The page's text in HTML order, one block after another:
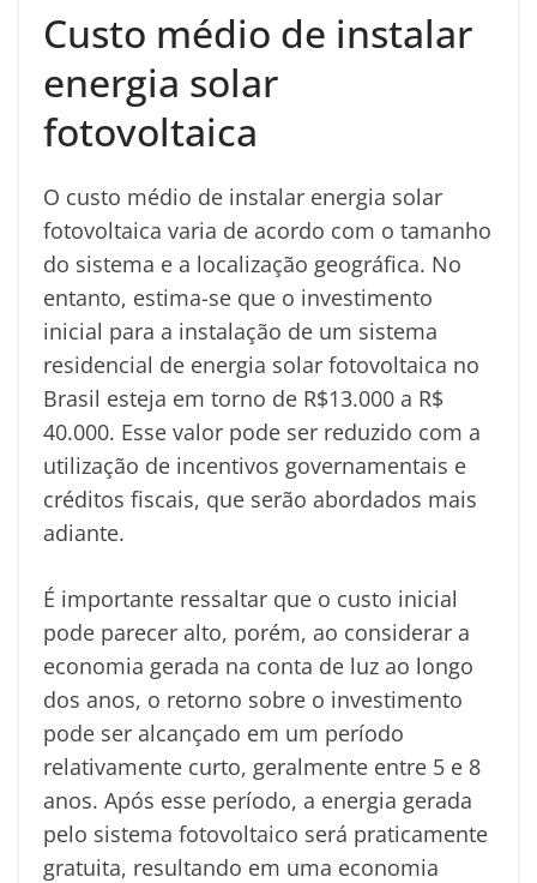
Custo médio de instalar
energia solar
fotovoltaica
O custo médio de instalar energia solar
fotovoltaica varia de acordo com o tamanho
do sistema e a localização geográfica. No
entanto, estima-se que o investimento
inicial para a instalação de um sistema
residencial de energia solar fotovoltaica no
Brasil esteja em torno de R$13.000 a R$
40.000. Esse valor pode ser reduzido com a
utilização de incentivos governamentais e
créditos fiscais, que serão abordados mais
adiante.
É importante ressaltar que o custo inicial
pode parecer alto, porém, ao considerar a
economia gerada na conta de luz ao longo
dos anos, o retorno sobre o investimento
pode ser alcançado em um período
relativamente curto, geralmente entre 5 e 8
anos. Após esse período, a energia gerada
pelo sistema fotovoltaico será praticamente
gratuita, resultando em uma economia